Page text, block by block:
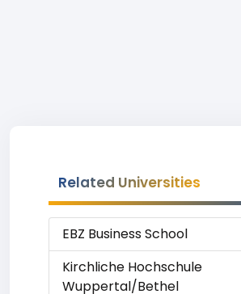
Related Universities
EBZ Business School
Kirchliche Hochschule
Wuppertal/Bethel